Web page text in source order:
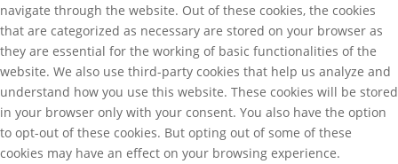
navigate through the website. Out of these cookies, the cookies
that are categorized as necessary are stored on your browser as
they are essential for the working of basic functionalities of the
website. We also use third-party cookies that help us analyze and
understand how you use this website. These cookies will be stored
in your browser only with your consent. You also have the option
to opt-out of these cookies. But opting out of some of these
cookies may have an effect on your browsing experience.